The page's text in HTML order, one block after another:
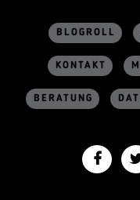
BLOGROLL
KONTAKT
BERATUNG